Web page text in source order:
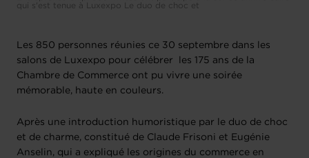
qui s'est tenue à Luxexpo Le duo de choc et
Les 850 personnes réunies ce 30 septembre dans les
salons de Luxexpo pour célébrer les 175 ans de la
Chambre de Commerce ont pu vivre une soirée
mémorable, haute en couleurs.
Après une introduction humoristique par le duo de choc
et de charme, constitué de Claude Frisoni et Eugénie
Anselin, qui a expliqué les origines du commerce en